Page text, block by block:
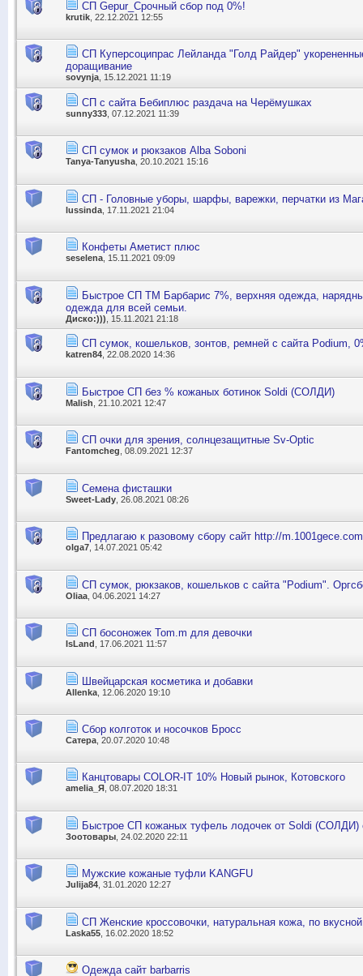
СП Gepur_Срочный сбор под 0%!
krutik , 22.12.2021 12:55
СП Куперсоципрас Лейланда "Голд Райдер"
доращивание
sovynja, 15.12.2021 11:19
СП с сайта Бебиплюс раздача на Черёмушках
sunny333 , 07.12.2021 11:39
СП сумок и рюкзаков Alba Soboni
Tanya-Tanyusha , 20.10.2021 15:16
СП - Головные уборы, шарфы, варежки, перчатки из
lussinda , 17.11.2021 21:04
Конфеты Аметист плюс
seselena , 15.11.2021 09:09
Быстрое СП ТМ Барбарис 7%, верхняя одежда,
одежда для всей семьи.
Диско:))) , 15.11.2021 21:18
СП сумок, кошельков, зонтов, ремней с сайта Podium,
katren84 , 22.08.2020 14:36
Быстрое СП без % кожаных ботинок Soldi (СОЛДИ)
Malish , 21.10.2021 12:47
СП очки для зрения, солнцезащитные Sv-Optic
Fantomcheg , 08.09.2021 12:37
Семена фисташки
Sweet-Lady , 26.08.2021 08:26
Предлагаю к разовому сбору сайт http://
olga7 , 14.07.2021 05:42
СП сумок, рюкзаков, кошельков с сайта "Podium".
Oliaa , 04.06.2021 14:27
СП босоножек Tom.m для девочки
IsLand , 17.06.2021 11:57
Швейцарская косметика и добавки
Allenka , 12.06.2020 19:10
Сбор колготок и носочков Бросс
Сатера , 20.07.2020 10:48
Канцтовары COLOR-IT 10% Новый рынок, Котовского
amelia_Я , 08.07.2020 18:31
Быстрое СП кожаных туфель лодочек от Soldi (СОЛДИ)
Зоотовары , 24.02.2020 22:11
Мужские кожаные туфли KANGFU
Julija84, 31.01.2020 12:27
СП Женские кроссовочки, натуральная кожа, по
Laska55 , 16.02.2020 18:52
Одежда сайт barbarris